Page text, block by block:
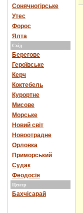
Сонячногірське
Утес
Форос
Ялта
Схід
Берегове
Героївське
Керч
Коктебель
Курортне
Мисове
Морське
Новий світ
Новоотрадне
Орловка
Приморський
Судак
Феодосія
Центр
Бахчісарай